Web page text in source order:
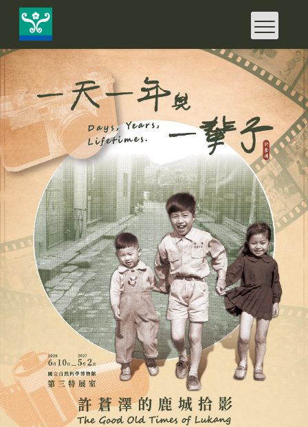
定
：
t
+
U
到
上
方
導
覽
、
A
l
到
中
下
方
頁
尾